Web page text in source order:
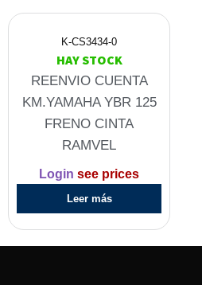
K-CS3434-0
HAY STOCK
REENVIO CUENTA
KM.YAMAHA YBR 125
FRENO CINTA
RAMVEL
Login see prices
Leer más